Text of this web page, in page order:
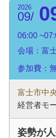
2026
09
06:00
会場：富
参加費：
富士市中
経営者モ
姿勢が